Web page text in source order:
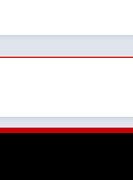
उत्तराखण्ड
दिल्ली-